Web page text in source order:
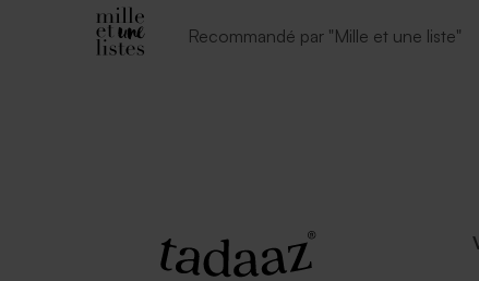
Recommandé par "Mille et une liste"